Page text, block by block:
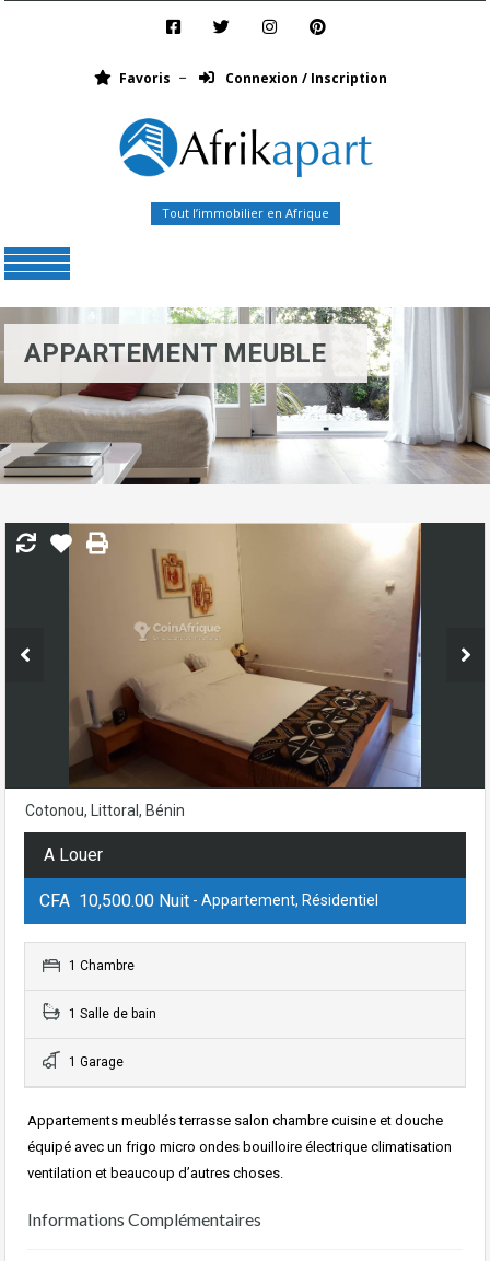
Favoris Connexion / Inscription
Tout l’immobilier en Afrique
APPARTEMENT MEUBLE
Cotonou, Littoral, Bénin
A Louer
CFA 10,500.00 Nuit - Appartement, Résidentiel
1 Chambre
1 Salle de bain
1 Garage
Appartements meublés terrasse salon chambre cuisine et douche
équipé avec un frigo micro ondes bouilloire électrique climatisation
ventilation et beaucoup d’autres choses.
Informations Complémentaires